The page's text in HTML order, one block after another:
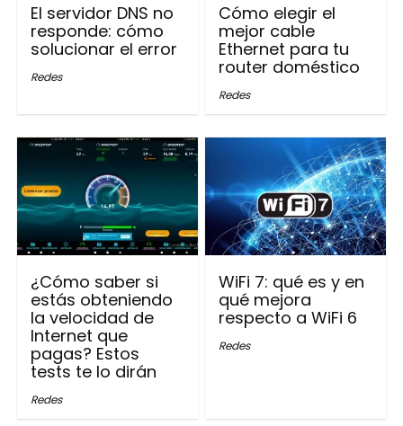
El servidor DNS no
responde: cómo
solucionar el error
Redes
Cómo elegir el
mejor cable
Ethernet para tu
router doméstico
Redes
¿Cómo saber si
estás obteniendo
la velocidad de
Internet que
pagas? Estos
tests te lo dirán
Redes
WiFi 7: qué es y en
qué mejora
respecto a WiFi 6
Redes